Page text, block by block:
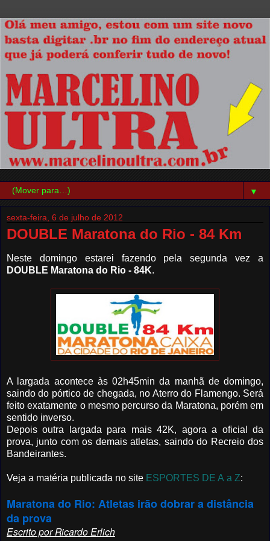
▼
sexta-feira, 6 de julho de 2012
DOUBLE Maratona do Rio - 84 Km
Neste domingo estarei fazendo pela segunda vez a
DOUBLE Maratona do Rio - 84K.
A largada acontece às 02h45min da manhã de domingo,
saindo do pórtico de chegada, no Aterro do Flamengo. Será
feito exatamente o mesmo percurso da Maratona, porém em
sentido inverso.
Depois outra largada para mais 42K, agora a oficial da
prova, junto com os demais atletas, saindo do Recreio dos
Bandeirantes.
Veja a matéria publicada no site ESPORTES DE A a Z:
Maratona do Rio: Atletas irão dobrar a distância
da prova
Escrito por Ricardo Erlich